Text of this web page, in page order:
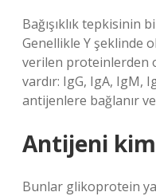
Bağışıklık tepkisinin
Genellikle Y şeklinde
verilen proteinlerden
vardır: IgG, IgA, IgM,
antijenlere bağlanır
Antijeni
Bunlar glikoprotein